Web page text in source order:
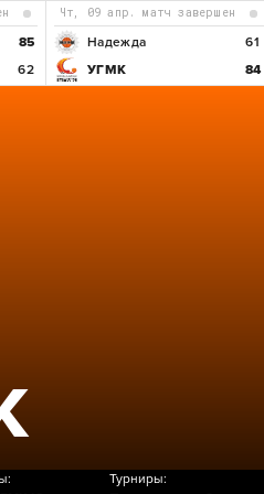
85
62
чт, 09 апр. матч завершен
Надежда
61
УГМК
84
Турниры: